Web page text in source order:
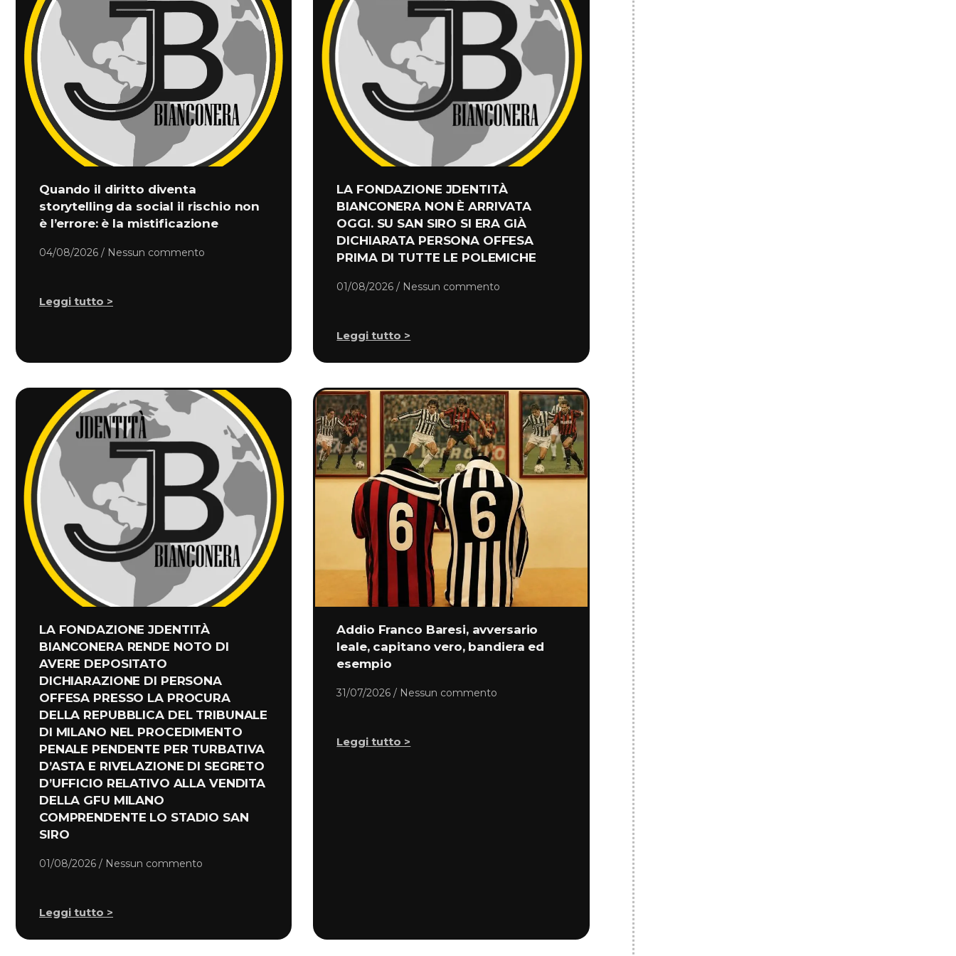
Quando il diritto diventa
storytelling da social il rischio non
è l’errore: è la mistificazione
04/08/2026 Nessun commento
Leggi tutto >
LA FONDAZIONE JDENTITÀ
BIANCONERA NON È ARRIVATA
OGGI. SU SAN SIRO SI ERA GIÀ
DICHIARATA PERSONA OFFESA
PRIMA DI TUTTE LE POLEMICHE
01/08/2026 Nessun commento
Leggi tutto >
LA FONDAZIONE JDENTITÀ
BIANCONERA RENDE NOTO DI
AVERE DEPOSITATO
DICHIARAZIONE DI PERSONA
OFFESA PRESSO LA PROCURA
DELLA REPUBBLICA DEL TRIBUNALE
DI MILANO NEL PROCEDIMENTO
PENALE PENDENTE PER TURBATIVA
D’ASTA E RIVELAZIONE DI SEGRETO
D’UFFICIO RELATIVO ALLA VENDITA
DELLA GFU MILANO
COMPRENDENTE LO STADIO SAN
SIRO
01/08/2026 Nessun commento
Leggi tutto >
Addio Franco Baresi, avversario
leale, capitano vero, bandiera ed
esempio
31/07/2026 Nessun commento
Leggi tutto >